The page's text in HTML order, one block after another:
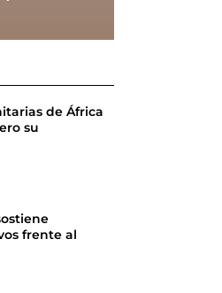
de África
su
frente al